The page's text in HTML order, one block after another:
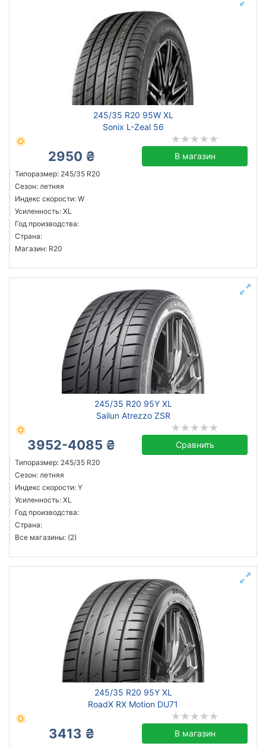
245/35 R20 95W XL
Sonix L-Zeal 56
2950 ₴ В магазин
Типоразмер: 245/35 R20
Сезон: летняя
Индекс скорости: W
Усиленность: XL
Год производства:
Страна:
Магазин: R20
245/35 R20 95Y XL
Sailun Atrezzo ZSR
3952-4085 ₴ Сравнить
Типоразмер: 245/35 R20
Сезон: летняя
Индекс скорости: Y
Усиленность: XL
Год производства:
Страна:
Все магазины: (2)
245/35 R20 95Y XL
RoadX RX Motion DU71
3413 ₴ В магазин